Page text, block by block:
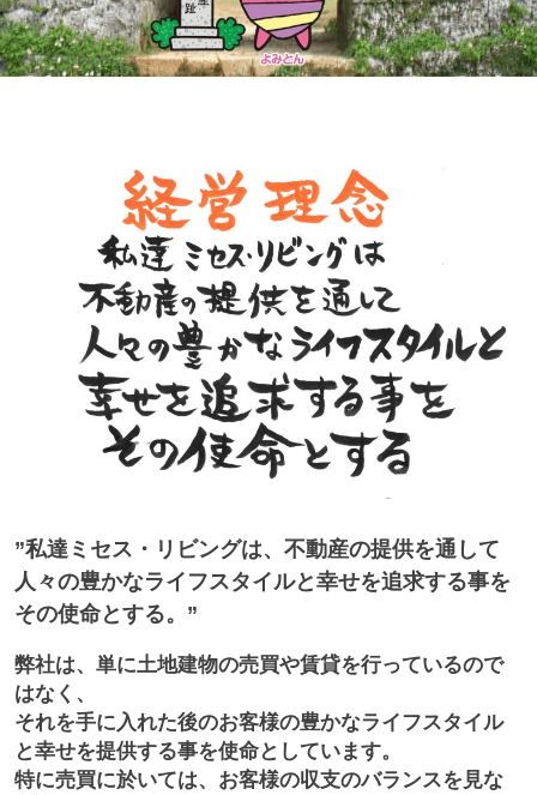
私達ミセス・リビングは、不動産の提供を通して
人々の豊かなライフスタイルと幸せを追求する事を
その使命とする。
弊社は、単に土地建物の売買や賃貸を行っているので
はなく、
それを手に入れた後のお客様の豊かなライフスタイル
と幸せを提供する事を使命としています。
特に売買に於いては、お客様の収支のバランスを見な